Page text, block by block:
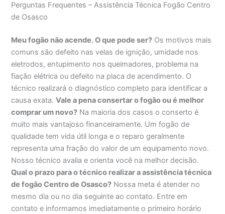
Perguntas Frequentes – Assistência Técnica Fogão Centro
de Osasco
Meu fogão não acende. O que pode ser? Os motivos mais
comuns são defeito nas velas de ignição, umidade nos
eletrodos, entupimento nos queimadores, problema na
fiação elétrica ou defeito na placa de acendimento. O
técnico realizará o diagnóstico completo para identificar a
causa exata.Vale a pena consertar o fogão ou é melhor
comprar um novo? Na maioria dos casos o conserto é
muito mais vantajoso financeiramente. Um fogão de
qualidade tem vida útil longa e o reparo geralmente
representa uma fração do valor de um equipamento novo.
Nosso técnico avalia e orienta você na melhor decisão.
Qual o prazo para o técnico realizar a assistência técnica
de fogão Centro de Osasco? Nossa meta é atender no
mesmo dia ou no dia seguinte ao contato. Entre em
contato e informamos imediatamente o primeiro horário